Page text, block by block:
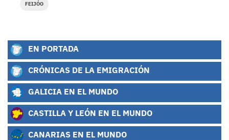
FEIJÓO
EN PORTADA
CRÓNICAS DE LA EMIGRACIÓN
GALICIA EN EL MUNDO
CASTILLA Y LEÓN EN EL MUNDO
CANARIAS EN EL MUNDO